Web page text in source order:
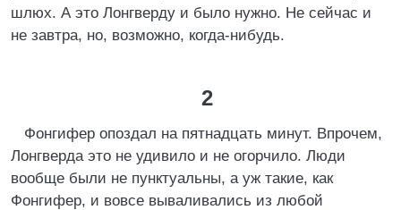
шлюх. А это Лонгверду и было нужно. Не сейчас и
не завтра, но, возможно, когда-нибудь.
2
Фонгифер опоздал на пятнадцать минут. Впрочем,
Лонгверда это не удивило и не огорчило. Люди
вообще были не пунктуальны, а уж такие, как
Фонгифер, и вовсе вываливались из любой